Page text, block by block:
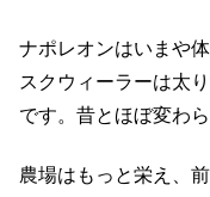
ナポレオンはいまや
スクウィーラーは太
です。昔とほぼ変わ
農場はもっと栄え、